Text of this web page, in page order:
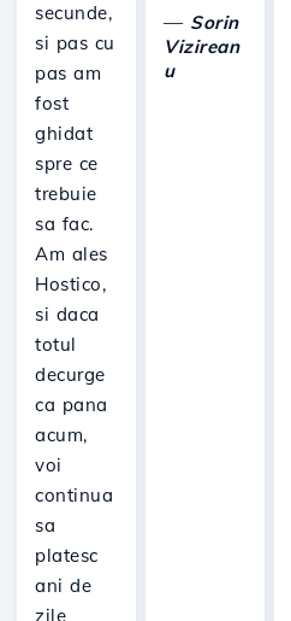
secunde,
si pas cu
pas am
fost
ghidat
spre ce
trebuie
sa fac.
Am ales
Hostico,
si daca
totul
decurge
ca pana
acum,
voi
continua
sa
platesc
ani de
zile
— Sorin
Vizirean
u